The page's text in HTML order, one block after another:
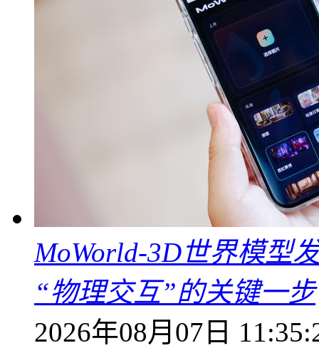
MoWorld-3D世界模型
“物理交互”的关键一步
2026年08月07日